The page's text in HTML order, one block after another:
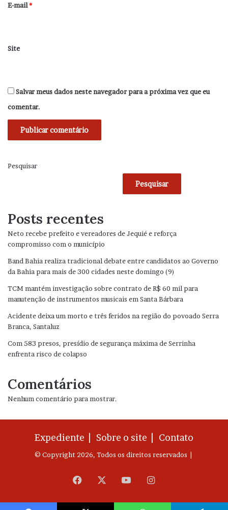
*
E-mail*
Site
Salvar meus dados neste navegador para a próxima vez que eu
comentar.
Pesquisar
Pesquisar
Posts recentes
Neto recebe prefeito e vereadores de Jequié e reforça
compromisso com o município
Band Bahia realiza tradicional debate entre candidatos ao Governo
da Bahia para mais de 300 cidades neste domingo (9)
TCM mantém investigação sobre contrato de R$ 60 mil para
manutenção de instrumentos musicais em Santa Bárbara
Acidente deixa um morto e três feridos na região do povoado Serra
Branca, Santaluz
Com 583 presos, presídio de segurança máxima de Serrinha
enfrenta risco de colapso
Comentários
Nenhum comentário para mostrar.
Expediente | Sobre o site | Contato
© Copyright 2026, Todos os direitos reservados |
Facebook YouTubeInstagram